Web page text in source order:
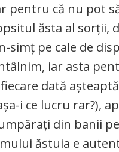
pentru că nu pot
ăsta al sorții,
simț pe cale de
iar asta
fiecare dată
i ce lucru rar?),
din banii
ăstuia e